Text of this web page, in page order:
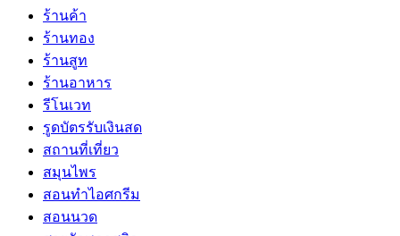
ร้านค้า
ร้านทอง
ร้านสูท
ร้านอาหาร
รีโนเวท
รูดบัตรรับเงินสด
สถานที่เที่ยว
สมุนไพร
สอนทำไอศกรีม
สอนนวด